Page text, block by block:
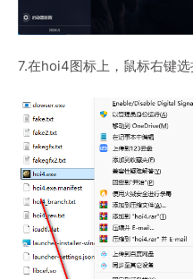
7.在hoi4图标上，鼠标右键